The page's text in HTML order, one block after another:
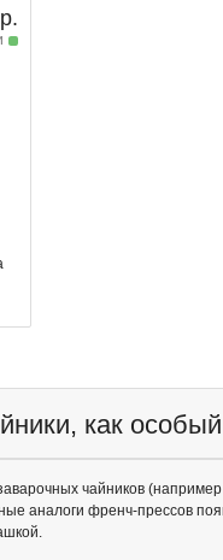
как
чайников
аналоги френч-прессов